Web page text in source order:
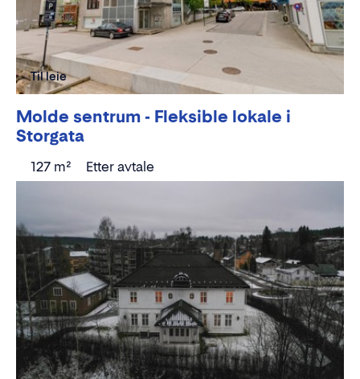
Molde sentrum - Fleksible lokale i
Storgata
127 m² Etter avtale
Til leie